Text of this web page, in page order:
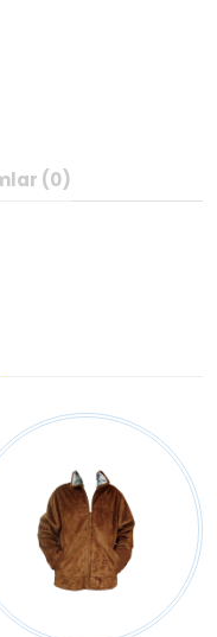
(0)